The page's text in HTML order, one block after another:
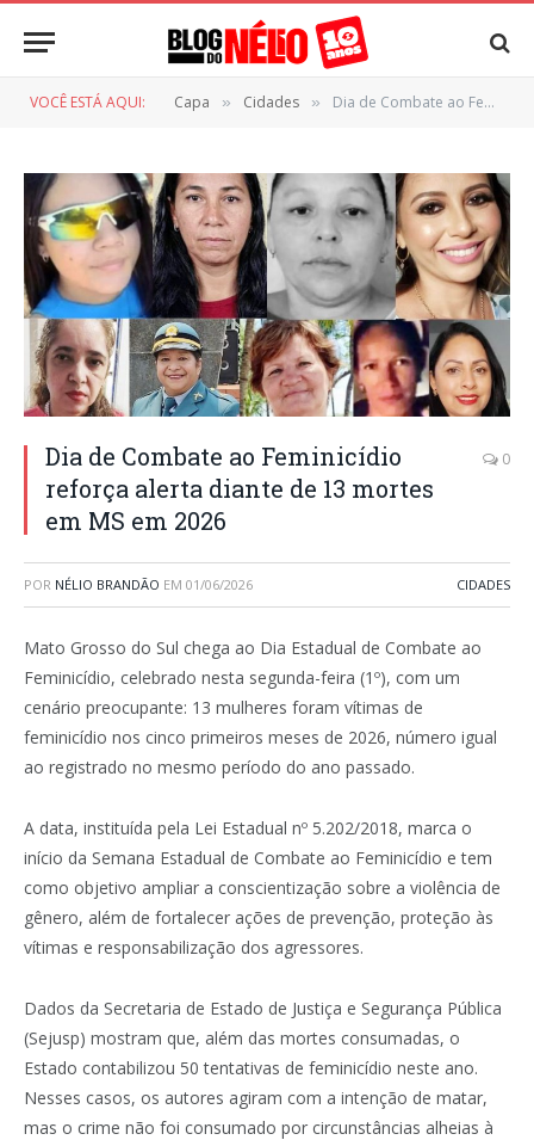
VOCÊ ESTÁ AQUI: Capa » Cidades » Dia de Combate ao Feminicídio reforça alerta diante de 13 mortes em MS em 2026
Dia de Combate ao Feminicídio
reforça alerta diante de 13 mortes
em MS em 2026
0
POR NÉLIO BRANDÃO EM 01/06/2026 CIDADES
Mato Grosso do Sul chega ao Dia Estadual de Combate ao
Feminicídio, celebrado nesta segunda-feira (1º), com um
cenário preocupante: 13 mulheres foram vítimas de
feminicídio nos cinco primeiros meses de 2026, número igual
ao registrado no mesmo período do ano passado.
A data, instituída pela Lei Estadual nº 5.202/2018, marca o
início da Semana Estadual de Combate ao Feminicídio e tem
como objetivo ampliar a conscientização sobre a violência de
gênero, além de fortalecer ações de prevenção, proteção às
vítimas e responsabilização dos agressores.
Dados da Secretaria de Estado de Justiça e Segurança Pública
(Sejusp) mostram que, além das mortes consumadas, o
Estado contabilizou 50 tentativas de feminicídio neste ano.
Nesses casos, os autores agiram com a intenção de matar,
mas o crime não foi consumado por circunstâncias alheias à